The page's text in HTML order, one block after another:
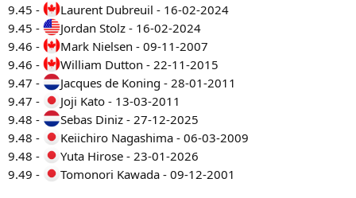
9.45 -
Laurent Dubreuil - 16-02-2024
9.45 -
Jordan Stolz - 16-02-2024
9.46 -
Mark Nielsen - 09-11-2007
9.46 -
William Dutton - 22-11-2015
9.47 -
Jacques de Koning - 28-01-2011
9.47 -
Joji Kato - 13-03-2011
9.48 -
Sebas Diniz - 27-12-2025
9.48 -
Keiichiro Nagashima - 06-03-2009
9.48 -
Yuta Hirose - 23-01-2026
9.49 -
Tomonori Kawada - 09-12-2001